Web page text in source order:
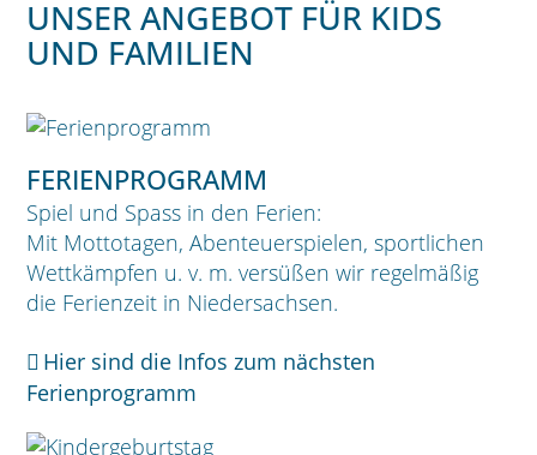
UNSER ANGEBOT FÜR KIDS
UND FAMILIEN
FERIENPROGRAMM
Spiel und Spass in den Ferien:
Mit Mottotagen, Abenteuerspielen, sportlichen
Wettkämpfen u. v. m. versüßen wir regelmäßig
die Ferienzeit in Niedersachsen.
Hier sind die Infos zum nächsten
Ferienprogramm